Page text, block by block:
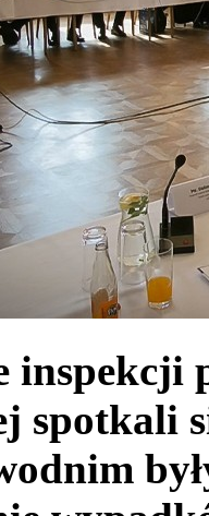
inspekcji
spotkali